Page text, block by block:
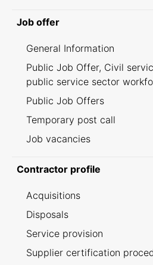
Job offer
General Information
Public Job Offer, Civil
public service sector
Public Job Offers
Temporary post call
Job vacancies
Contractor profile
Acquisitions
Disposals
Service provision
Supplier certification